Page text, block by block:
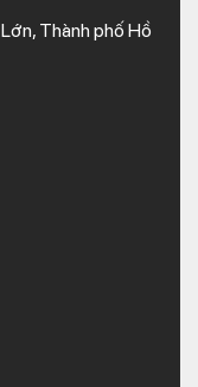
Thành phố Hồ